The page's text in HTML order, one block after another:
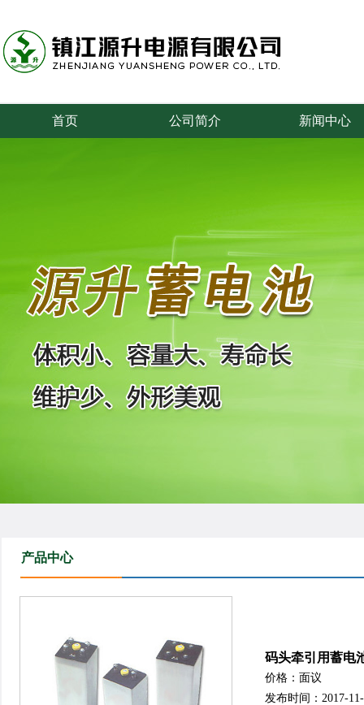
专业从事叉车、牵引车、搬运车、游览车等蓄电池的研究和制造
首页 公司简介 新闻中心
产品中心
码头牵引用蓄电
价格：面议
发布时间：2017-